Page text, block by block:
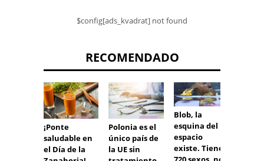
$config[ads_kvadrat] not found
RECOMENDADO
¡Ponte
saludable en
el Día de la
Polonia es el
único país de
la UE sin
Blob, la
esquina del
espacio
existe. Tiene